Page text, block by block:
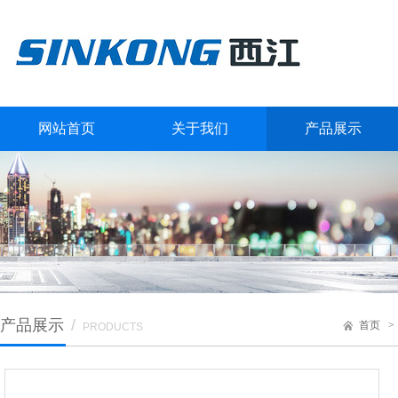
网站首页 关于我们 产品展示
产品展示 / PRODUCTS 首页